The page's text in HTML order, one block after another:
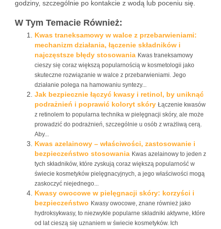
godziny, szczególnie po kontakcie z wodą lub poceniu się.
W Tym Temacie Również:
Kwas traneksamowy w walce z przebarwieniami:
mechanizm działania, łączenie składników i
najczęstsze błędy stosowania Kwas traneksamowy
cieszy się coraz większą popularnością w kosmetologii jako
skuteczne rozwiązanie w walce z przebarwieniami. Jego
działanie polega na hamowaniu syntezy...
Jak bezpiecznie łączyć kwasy i retinol, by uniknąć
podrażnień i poprawić koloryt skóry Łączenie kwasów
z retinolem to popularna technika w pielęgnacji skóry, ale może
prowadzić do podrażnień, szczególnie u osób z wrażliwą cerą.
Aby...
Kwas azelainowy – właściwości, zastosowanie i
bezpieczeństwo stosowania Kwas azelainowy to jeden z
tych składników, które zyskują coraz większą popularność w
świecie kosmetyków pielęgnacyjnych, a jego właściwości mogą
zaskoczyć niejednego...
Kwasy owocowe w pielęgnacji skóry: korzyści i
bezpieczeństwo Kwasy owocowe, znane również jako
hydroksykwasy, to niezwykle popularne składniki aktywne, które
od lat cieszą się uznaniem w świecie kosmetyków. Ich